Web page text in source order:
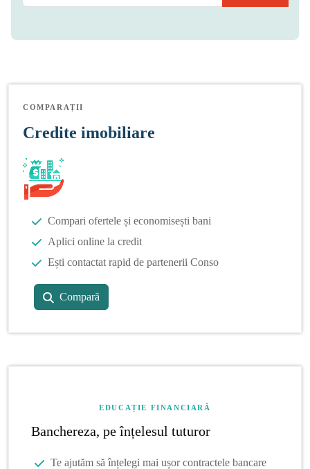
COMPARAȚII
Credite imobiliare
Compari ofertele și economisești bani
Aplici online la credit
Ești contactat rapid de partenerii Conso
Compară
EDUCAȚIE FINANCIARĂ
Banchereza, pe înțelesul tuturor
Te ajutăm să înțelegi mai ușor contractele bancare